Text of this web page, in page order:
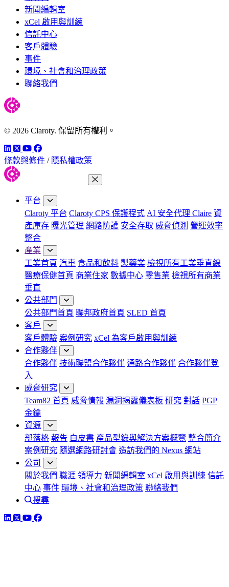
新聞編輯室
xCel 啟用與訓練
信託中心
客戶體驗
事件
環境、社會和治理政策
聯絡我們
© 2026 Claroty. 保留所有權利。
LinkedIn
TwitterYouTube
Facebook
條款與條件 / 隱私權政策
平台
Claroty 平台 Claroty CPS 保護程式 AI 安全代理 Claire 資
產庫存 曝光管理 網路防護 安全存取 威脅偵測 營運效率
整合
產業
工業首頁 汽車 食品和飲料 製藥業 檢視所有工業垂直線
醫療保健首頁 商業住家 數據中心 零售業 檢視所有商業
垂直
公共部門
公共部門首頁 聯邦政府首頁 SLED 首頁
客戶
客戶體驗 案例研究 xCel 為客戶啟用與訓練
合作夥伴
合作夥伴 技術聯盟合作夥伴 通路合作夥伴 合作夥伴登
入
威脅研究
Team82 首頁 威脅情報 漏洞揭露儀表板 研究 對話 PGP
金鑰
資源
部落格 報告 白皮書 產品型錄與解決方案概覽 整合簡介
案例研究 隨選網路研討會 造訪我們的 Nexus 網站
公司
關於我們 職涯 領導力 新聞編輯室 xCel 啟用與訓練 信託
中心 事件 環境、社會和治理政策 聯絡我們
搜尋
LinkedIn
TwitterYouTube
Facebook